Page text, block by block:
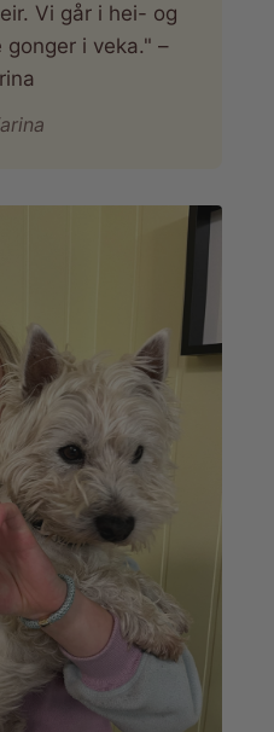
Vi går i hei- og
i veka." –